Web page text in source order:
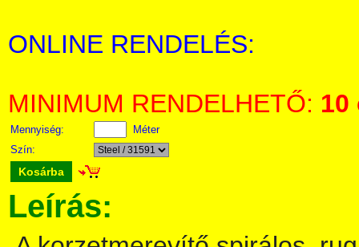
ONLINE RENDELÉS:
MINIMUM RENDELHETŐ: 10
Mennyiség:
Méter
Szín:
Kosárba
Leírás: